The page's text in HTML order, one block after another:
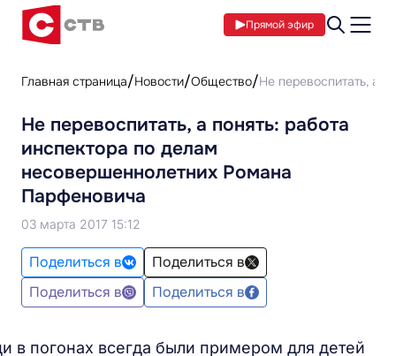
Прямой эфир
Главная страница Новости Общество Не перевоспитать, а
Не перевоспитать, а понять: работа
инспектора по делам
несовершеннолетних Романа
Парфеновича
03 марта 2017 15:12
Поделиться в
Поделиться в
Поделиться в
Поделиться в
в погонах всегда были примером для детей